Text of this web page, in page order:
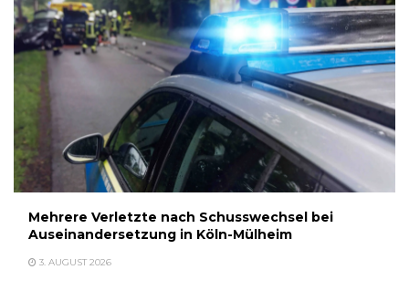
Mehrere Verletzte nach Schusswechsel bei
Auseinandersetzung in Köln-Mülheim
3. AUGUST 2026